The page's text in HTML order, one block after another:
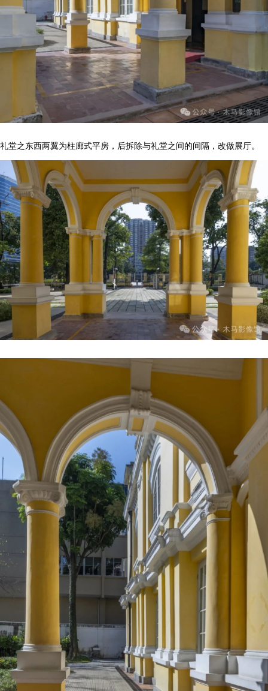
礼堂之东西两翼为柱廊式平房，后拆除与礼堂之间的间隔，改做展厅。